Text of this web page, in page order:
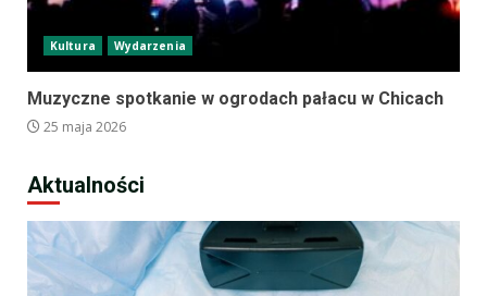
Kultura Wydarzenia
Muzyczne spotkanie w ogrodach pałacu w Chicach
25 maja 2026
Aktualności